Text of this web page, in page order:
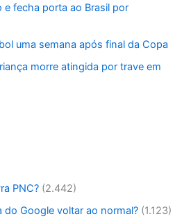
e fecha porta ao Brasil por
uma semana após final da Copa
morre atingida por trave em
PNC? (2.442)
do Google voltar ao normal? (1.123)